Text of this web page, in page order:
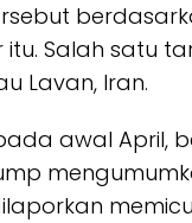
Salah satu
Lavan, Iran.
awal April,